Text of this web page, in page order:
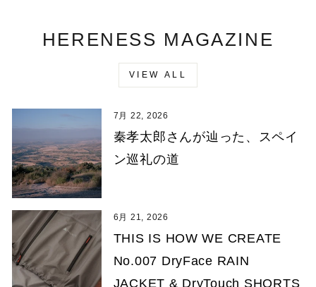
HERENESS MAGAZINE
VIEW ALL
7月 22, 2026
秦孝太郎さんが辿った、スペイ
ン巡礼の道
6月 21, 2026
THIS IS HOW WE CREATE
No.007 DryFace RAIN
JACKET & DryTouch SHORTS